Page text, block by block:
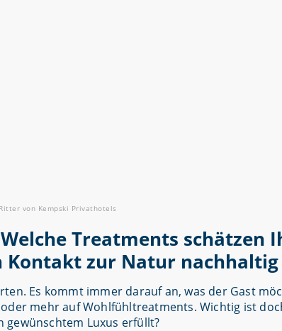
von Kempski Privathotels
Treatments schätzen
Kontakt zur Natur
Es kommt immer darauf an, was der Gast
mehr auf Wohlfühltreatments. Wichtig ist
Luxus erfüllt?